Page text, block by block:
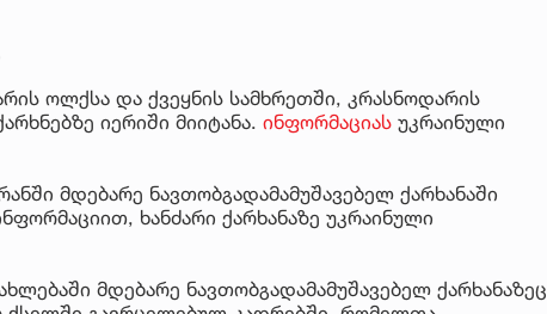
ოლქსა და ქვეყნის სამხრეთში, კრასნოდარის
იერიში მიიტანა. ინფორმაციას უკრაინული
მდებარე ნავთობგადამამუშავებელ ქარხანაში
ხანძარი ქარხანაზე უკრაინული
მდებარე ნავთობგადამამუშავებელ ქარხანაზეც